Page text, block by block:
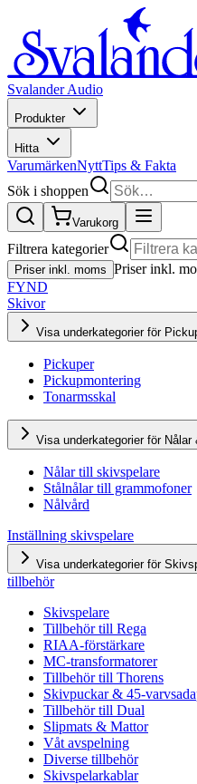
Svalander Audio
Produkter
Hitta
VarumärkenNyttTips & Fakta
Sök i shoppen
Varukorg
Filtrera kategorier
Priser inkl. moms Priser inkl.
FYND
Skivor
Visa underkategorier för
Pickuper
Pickupmontering
Tonarmsskal
Visa underkategorier för Nålar
Nålar till skivspelare
Stålnålar till grammofoner
Nålvård
Inställning skivspelare
Visa underkategorier för
tillbehör
Skivspelare
Tillbehör till Rega
RIAA-förstärkare
MC-transformatorer
Tillbehör till Thorens
Skivpuckar & 45-
Tillbehör till Dual
Slipmats & Mattor
Våt avspelning
Diverse tillbehör
Skivspelarkablar